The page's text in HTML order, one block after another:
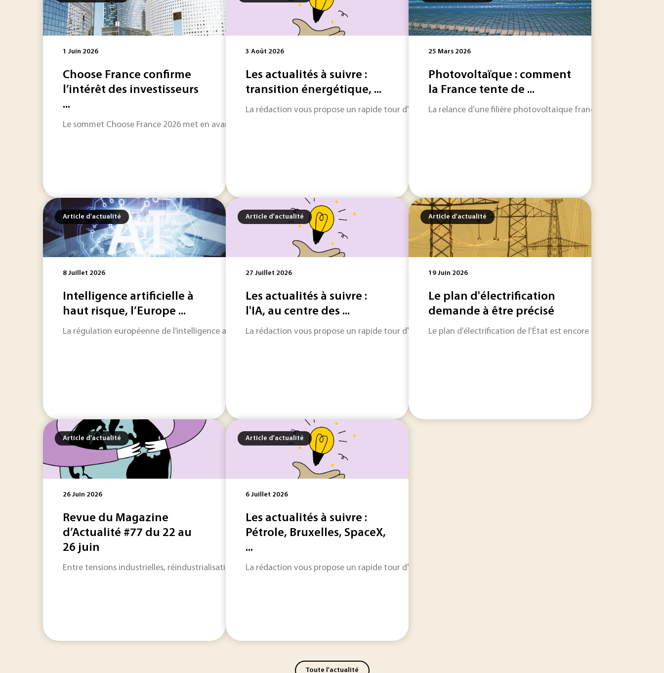
1 Juin 2026
Choose France confirme
l’intérêt des investisseurs
...
Le sommet Choose France 2026 met en avant deux annonces très différentes, mais révélatrices des priorités économiques françaises actuelles. D’un côté, la
3 Août 2026
Les actualités à suivre :
transition énergétique, ...
La rédaction vous propose un rapide tour d'horizon sur les informations qui feront l'actualité industrielle dans
25 Mars 2026
Photovoltaïque : comment
la France tente de ...
La relance d’une filière photovoltaïque française et
Article d'actualité
8 Juillet 2026
Intelligence artificielle à
haut risque, l’Europe ...
La régulation européenne de l’intelligence artificielle (IA) entre dans une phase paradoxale. Le cadre se précise juridiquement, mais son application concrète...
Article d'actualité
27 Juillet 2026
Les actualités à suivre :
l'IA, au centre des ...
La rédaction vous propose un rapide tour d'horizon sur les informations qui feront l'actualité industrielle dans
Article d'actualité
19 Juin 2026
Le plan d'électrification
demande à être précisé
Le plan d’électrification de l’État est encore à préciser sur
Article d'actualité
26 Juin 2026
Revue du Magazine
d’Actualité #77 du 22 au
26 juin
Entre tensions industrielles, réindustrialisation et transitions énergétiques, la semaine illustre les défis d’un tissu productif sous pression.
Article d'actualité
6 Juillet 2026
Les actualités à suivre :
Pétrole, Bruxelles, SpaceX,
...
La rédaction vous propose un rapide tour d'horizon sur les informations qui feront l'actualité industrielle dans
Toute l'actualité